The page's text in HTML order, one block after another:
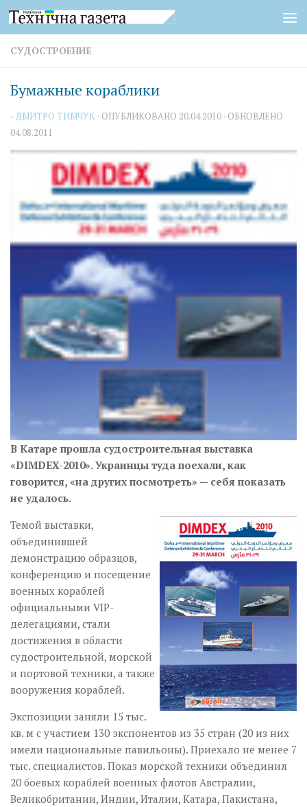
Перейти к содержимому
СУДОСТРОЕНИЕ
Бумажные кораблики
-ДМИТРО ТИМЧУК · ОПУБЛИКОВАНО 20.04.2010 · ОБНОВЛЕНО
04.08.2011
В Катаре прошла судостроительная выставка
«DIMDEX-2010». Украинцы туда поехали, как
говорится, «на других посмотреть» — себя показать
не удалось.
Темой выставки,
объединившей
демонстрацию образцов,
конференцию и посещение
военных кораблей
официальными VIP-
делегациями, стали
достижения в области
судостроительной, морской
и портовой техники, а также
вооружения кораблей.
Экспозиции заняли 15 тыс.
кв. м с участием 130 экспонентов из 35 стран (20 из них
имели национальные павильоны). Приехало не менее 7
тыс. специалистов. Показ морской техники объединил
20 боевых кораблей военных флотов Австралии,
Великобритании, Индии, Италии, Катара, Пакистана,